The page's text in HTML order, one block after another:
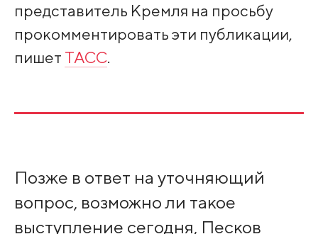
представитель Кремля на просьбу
прокомментировать эти публикации,
пишет ТАСС.
Позже в ответ на уточняющий
вопрос, возможно ли такое
выступление сегодня, Песков